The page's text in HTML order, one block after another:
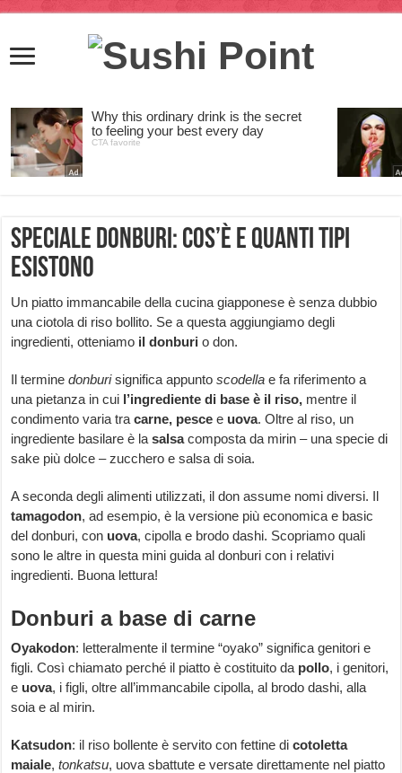
Speciale donburi: cos’è e quanti tipi
esistono
Un piatto immancabile della cucina giapponese è senza dubbio
una ciotola di riso bollito. Se a questa aggiungiamo degli
ingredienti, otteniamo il donburi o don.
Il terminedonburisignifica appuntoscodellae fa riferimento a
una pietanza in cui l’ingrediente di base è il riso, mentre il
condimento varia tra carne, pescee uova. Oltre al riso, un
ingrediente basilare è la salsacomposta da mirin – una specie di
sake più dolce – zucchero e salsa di soia.
A seconda degli alimenti utilizzati, il don assume nomi diversi. Il
tamagodon, ad esempio, è la versione più economica e basic
del donburi, con uova, cipolla e brodo dashi. Scopriamo quali
sono le altre in questa mini guida al donburi con i relativi
ingredienti. Buona lettura!
Donburi a base di carne
Oyakodon: letteralmente il termine “oyako” significa genitori e
figli. Così chiamato perché il piatto è costituito da pollo, i genitori,
e uova, i figli, oltre all’immancabile cipolla, al brodo dashi, alla
soia e al mirin.
Katsudon: il riso bollente è servito con fettine dicotoletta
maiale,tonkatsu, uova sbattute e versate direttamente nel piatto